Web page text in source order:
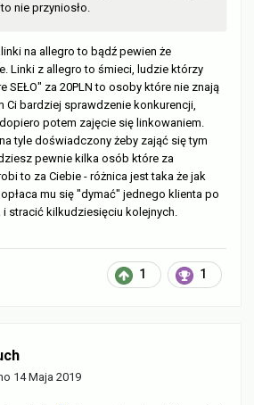
nie przyniosło.
na allegro to bądź pewien że
Linki z allegro to śmieci, ludzie którzy
SEŁO" za 20PLN to osoby które nie znają
Ci bardziej sprawdzenie konkurencji,
potem zajęcie się linkowaniem.
tyle doświadczony żeby zająć się tym
pewnie kilka osób które za
to za Ciebie - różnica jest taka że jak
mu się "dymać" jednego klienta po
stracić kilkudziesięciu kolejnych.
1 1
14 Maja 2019